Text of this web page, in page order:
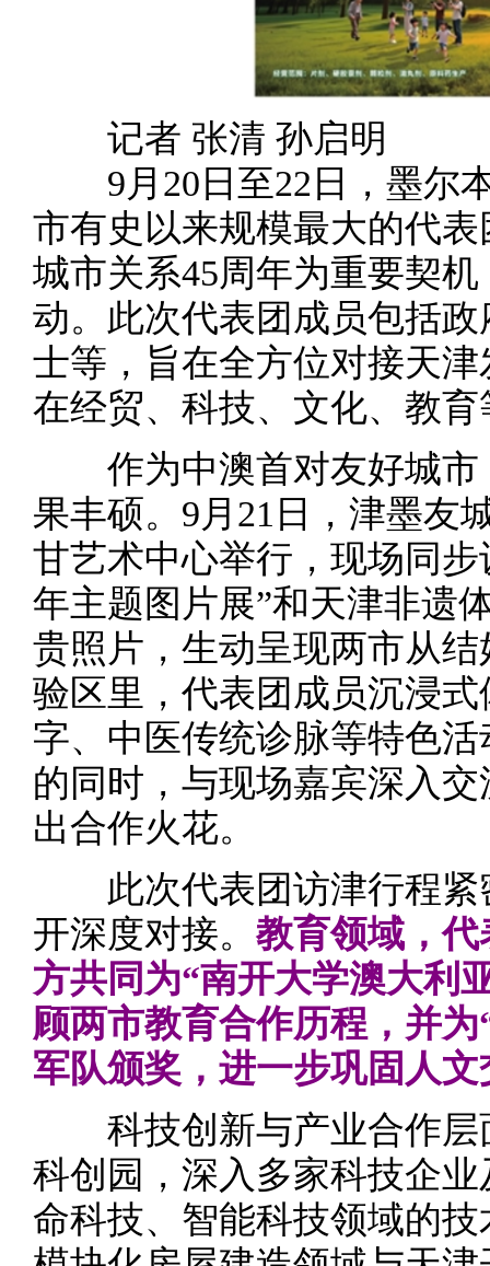
记者 张清 孙启明
9月20日至22日，墨尔本
市有史以来规模最大的代
城市关系45周年为重要契
动。此次代表团成员包括
士等，旨在全方位对接天
在经贸、科技、文化、教
作为中澳首对友好城市
果丰硕。9月21日，津墨友
甘艺术中心举行，现场同
年主题图片展”和天津非遗
贵照片，生动呈现两市从
验区里，代表团成员沉浸
字、中医传统诊脉等特色
的同时，与现场嘉宾深入
出合作火花。
此次代表团访津行程紧
开深度对接。 教育领域，
方共同为“南开大学澳大利
顾两市教育合作历程，并
军队颁奖，进一步巩固人
科技创新与产业合作层
科创园，深入多家科技企
命科技、智能科技领域的